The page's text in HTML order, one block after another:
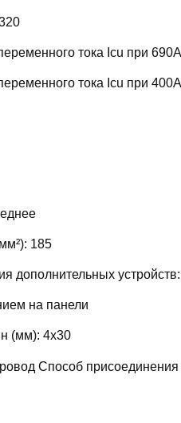
тока Icu при
тока Icu при
185
дополнительных устройств:
на панели
(мм): 4х30
Способ